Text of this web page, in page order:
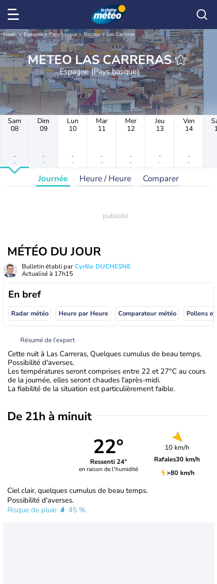
Météo Espagne Pays basque Biscaye Las Carreras
METEO LAS CARRERAS
Espagne (Pays basque)
Sam
08
-
-
Dim
09
-
-
Lun
10
-
-
Mar
11
-
-
Mer
12
-
-
Jeu
13
-
-
Ven
14
-
-
Journée Heure / Heure Comparer
MÉTÉO DU JOUR
Bulletin établi parCyrille DUCHESNE
Actualisé à 17h15
En bref
Radar météo Heure par Heure Comparateur météo Pollens
Résumé de l’expert
Cette nuit à Las Carreras, Quelques cumulus de beau temps.
Possibilité d'averses.
Les températures seront comprises entre 22 et 27°C au cours
de la journée, elles seront chaudes l'après-midi.
La fiabilité de la situation est particulièrement faible.
De 21h à minuit
22°
Ressenti 24°
en raison de l'humidité
10 km/h
Rafales30 km/h
>80 km/h
Ciel clair, quelques cumulus de beau temps.
Possibilité d'averses.
Risque de pluie
45 %